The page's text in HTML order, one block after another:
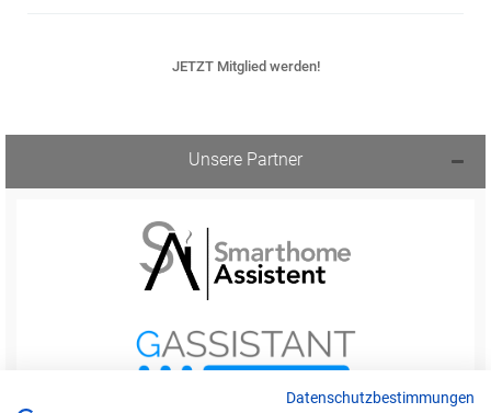
JETZT Mitglied werden!
Unsere Partner
Datenschutzbestimmungen